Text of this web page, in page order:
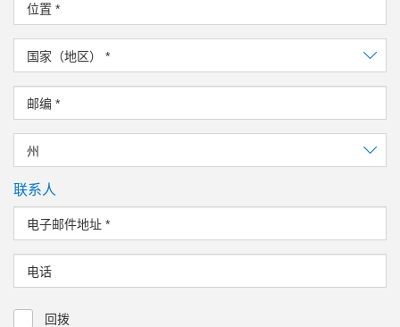
位置 *
国家（地区） *
邮编 *
州
联系人
电子邮件地址 *
电话
回拨